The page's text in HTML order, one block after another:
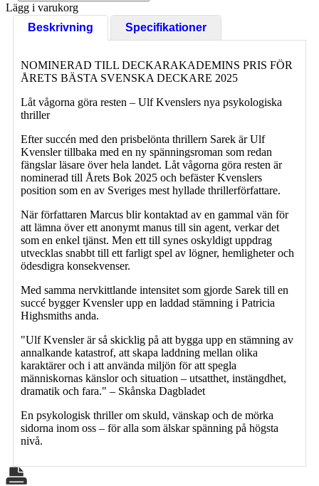
Lägg i varukorg
Beskrivning
Specifikationer
NOMINERAD TILL DECKARAKADEMINS PRIS FÖR
ÅRETS BÄSTA SVENSKA DECKARE 2025
Låt vågorna göra resten – Ulf Kvenslers nya psykologiska
thriller
Efter succén med den prisbelönta thrillern Sarek är Ulf
Kvensler tillbaka med en ny spänningsroman som redan
fängslar läsare över hela landet. Låt vågorna göra resten är
nominerad till Årets Bok 2025 och befäster Kvenslers
position som en av Sveriges mest hyllade thrillerförfattare.
När författaren Marcus blir kontaktad av en gammal vän för
att lämna över ett anonymt manus till sin agent, verkar det
som en enkel tjänst. Men ett till synes oskyldigt uppdrag
utvecklas snabbt till ett farligt spel av lögner, hemligheter och
ödesdigra konsekvenser.
Med samma nervkittlande intensitet som gjorde Sarek till en
succé bygger Kvensler upp en laddad stämning i Patricia
Highsmiths anda.
"Ulf Kvensler är så skicklig på att bygga upp en stämning av
annalkande katastrof, att skapa laddning mellan olika
karaktärer och i att använda miljön för att spegla
människornas känslor och situation – utsatthet, instängdhet,
dramatik och fara." – Skånska Dagbladet
En psykologisk thriller om skuld, vänskap och de mörka
sidorna inom oss – för alla som älskar spänning på högsta
nivå.